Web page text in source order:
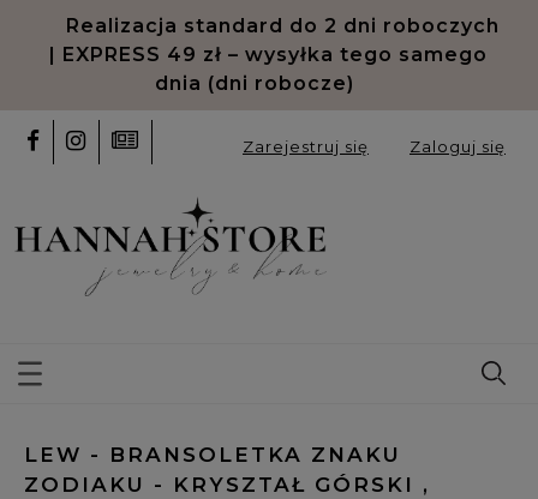
Odroczone płatności PayPo oraz
Klarna
Zarejestruj się Zaloguj się
LEW - BRANSOLETKA ZNAKU
ZODIAKU - KRYSZTAŁ GÓRSKI ,